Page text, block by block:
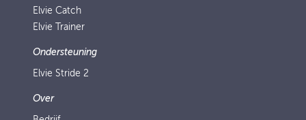
Elvie Catch
Elvie Trainer
Ondersteuning
Elvie Stride 2
Over